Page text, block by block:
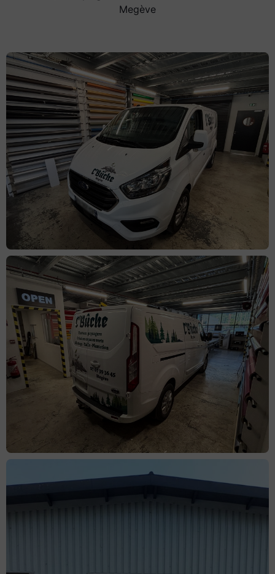
Megève